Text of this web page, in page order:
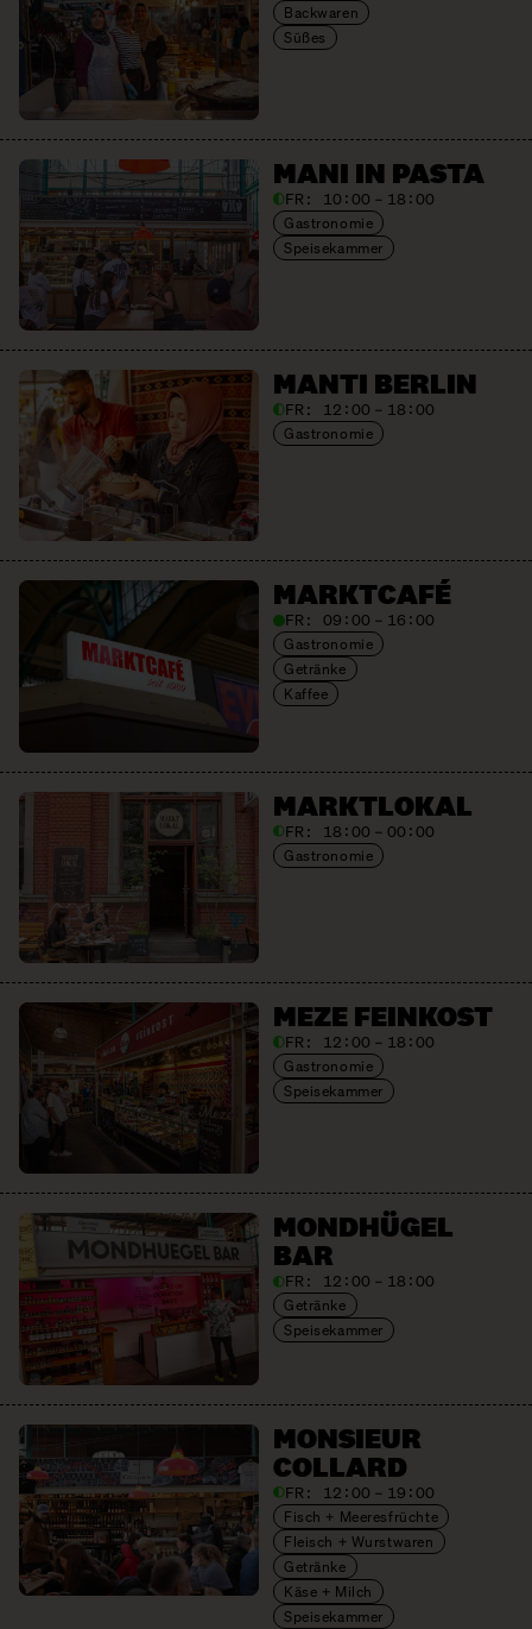
Backwaren
Süßes
MANI IN PASTA
FR: 10:00 – 18:00
Gastronomie
Speisekammer
MANTI BERLIN
FR: 12:00 – 18:00
Gastronomie
MARKTCAFÉ
FR:09:00 – 16:00
Gastronomie
Getränke
Kaffee
MARKTLOKAL
FR: 18:00 – 00:00
Gastronomie
MEZE FEINKOST
FR: 12:00 – 18:00
Gastronomie
Speisekammer
MONDHÜGEL
BAR
FR: 12:00 – 18:00
Getränke
Speisekammer
MONSIEUR
COLLARD
FR: 12:00 – 19:00
Fisch + Meeresfrüchte
Fleisch + Wurstwaren
Getränke
Käse + Milch
Speisekammer